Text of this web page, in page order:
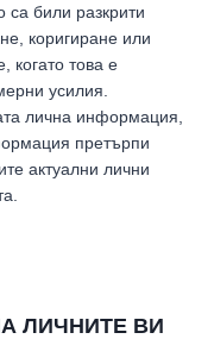
са били разкрити
коригиране или
когато това е
усилия.
лична информация,
претърпи
актуални лични
ЛИЧНИТЕ ВИ